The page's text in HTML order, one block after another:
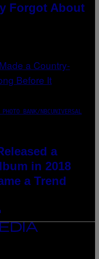
Forgot About
BANK/NBCUNIVERSAL
a
in 2018
a Trend